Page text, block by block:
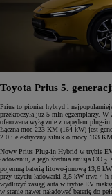
Toyota Prius 5.
Prius to pionier hybryd i
przekroczyła już 5 mln egzemplarzy.
oferowana wyłącznie z napędem plug-
Łączna moc 223 KM (164 kW) jest
2.0 i elektryczny silnik o mocy 163 KM.
Nowy Prius Plug-in Hybrid w trybie
ładowaniu, a jego średnia emisja CO 2
pojemną baterią litowo-jonową 13,6
przy użyciu ładowarki 3,5 kW trwa 4 h
wydłużyć zasięg auta w trybie EV
w stanie nawet naładować baterię do